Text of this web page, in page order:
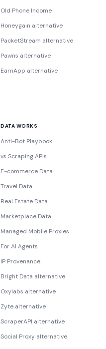
Old Phone Income
Honeygain alternative
PacketStream alternative
Pawns alternative
EarnApp alternative
DATA WORKS
Anti-Bot Playbook
vs Scraping APIs
E-commerce Data
Travel Data
Real Estate Data
Marketplace Data
Managed Mobile Proxies
For AI Agents
IP Provenance
Bright Data alternative
Oxylabs alternative
Zyte alternative
ScraperAPI alternative
Social Proxy alternative